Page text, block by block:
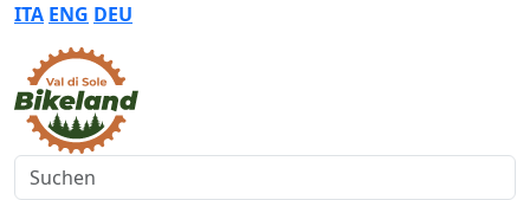
ITA ENG DEU
Suchen